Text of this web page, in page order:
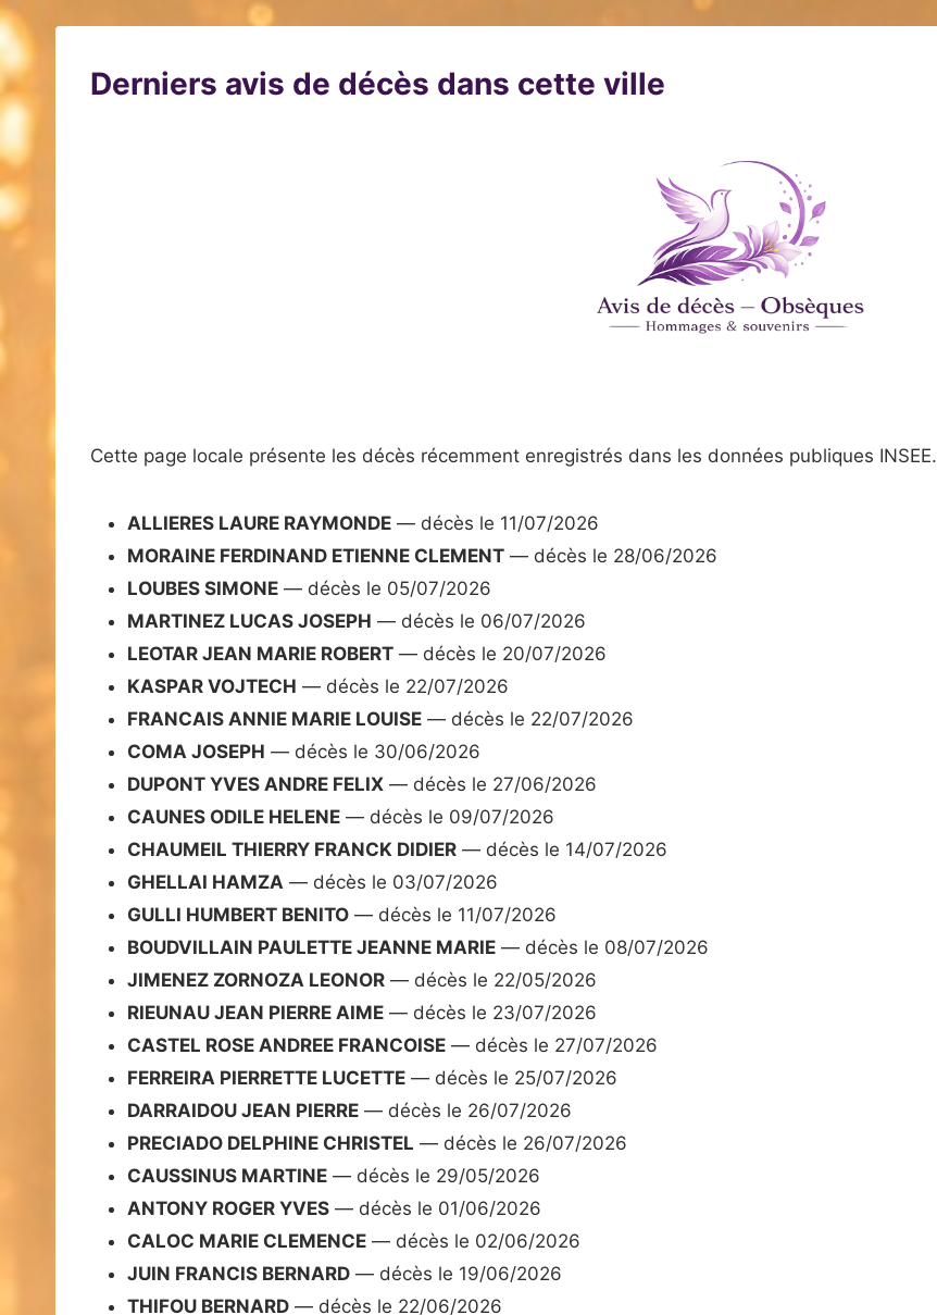
Derniers avis de décès dans cette ville
Cette page locale présente les décès récemment enregistrés dans les données publiques INSEE.
ALLIERES LAURE RAYMONDE — décès le 11/07/2026
MORAINE FERDINAND ETIENNE CLEMENT — décès le 28/06/2026
LOUBES SIMONE — décès le 05/07/2026
MARTINEZ LUCAS JOSEPH — décès le 06/07/2026
LEOTAR JEAN MARIE ROBERT — décès le 20/07/2026
KASPAR VOJTECH — décès le 22/07/2026
FRANCAIS ANNIE MARIE LOUISE — décès le 22/07/2026
COMA JOSEPH — décès le 30/06/2026
DUPONT YVES ANDRE FELIX — décès le 27/06/2026
CAUNES ODILE HELENE — décès le 09/07/2026
CHAUMEIL THIERRY FRANCK DIDIER — décès le 14/07/2026
GHELLAI HAMZA — décès le 03/07/2026
GULLI HUMBERT BENITO — décès le 11/07/2026
BOUDVILLAIN PAULETTE JEANNE MARIE — décès le 08/07/2026
JIMENEZ ZORNOZA LEONOR — décès le 22/05/2026
RIEUNAU JEAN PIERRE AIME — décès le 23/07/2026
CASTEL ROSE ANDREE FRANCOISE — décès le 27/07/2026
FERREIRA PIERRETTE LUCETTE — décès le 25/07/2026
DARRAIDOU JEAN PIERRE — décès le 26/07/2026
PRECIADO DELPHINE CHRISTEL — décès le 26/07/2026
CAUSSINUS MARTINE — décès le 29/05/2026
ANTONY ROGER YVES — décès le 01/06/2026
CALOC MARIE CLEMENCE — décès le 02/06/2026
JUIN FRANCIS BERNARD — décès le 19/06/2026
THIFOU BERNARD — décès le 22/06/2026